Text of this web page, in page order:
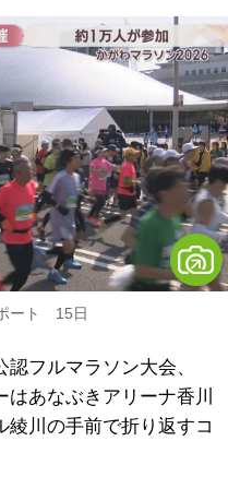
ート 15日
フルマラソン大会、
はあなぶきアリーナ香川
綾川の手前で折り返すコ